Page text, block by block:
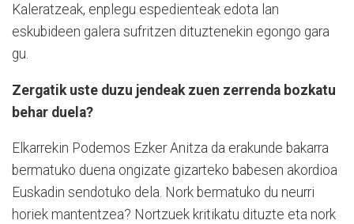
Kaleratzeak, enplegu espedienteak edota lan
eskubideen galera sufritzen dituztenekin egongo gara
gu.
Zergatik uste duzu jendeak zuen zerrenda bozkatu
behar duela?
Elkarrekin Podemos Ezker Anitza da erakunde bakarra
bermatuko duena ongizate gizarteko babesen akordioa
Euskadin sendotuko dela. Nork bermatuko du neurri
horiek mantentzea? Nortzuek kritikatu dituzte eta nork